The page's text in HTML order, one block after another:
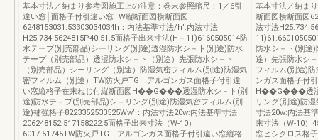
基本寸法／納まり参考図施工上の注意：巻末参照縮尺：1／6引
違い窓│面格子付引違い窓TW縦断面図横断面図
6248153031.53303034034h：内法基準寸法/h’:内法寸法
H25.734.5624815P40.51.5面格子出来寸法(H－11)6160505014防
水テープ(別売部品)シーリング(別途)透湿防水シ－ト(別途)防水
テープ（別売部品）透湿防水シ－ト（別途）先張防水シ－ト
（別売部品）シーリング（別途）防湿気密フィルム(別途)防湿気
密フィルム（別途）TW防火戸TG アルゴンガス面格子付引違
い窓縦格子在来ねじ付縦断面図H��G���透湿防水シ－ト(別
途)防水テ－プ(別売部品)シ－リング(別途)防湿気密フィルム(別
途)補強格子8223352533525Ww’：内法寸法20w:内法基準寸法
206248152.517158222.5面格子出来寸法（W-10）
6017.51745TW防火戸TG アルゴンガス面格子付引違い窓縦格
基本寸法／納ま
断面図横断面図
法寸法
防水シ－ト(別途
途）先張防水シ
フィルム(別途)
ンガス面格子付
H��G���透湿
リング(別途)防
寸法20w:内法基
来寸法（W-10）
窓ヒシクロス